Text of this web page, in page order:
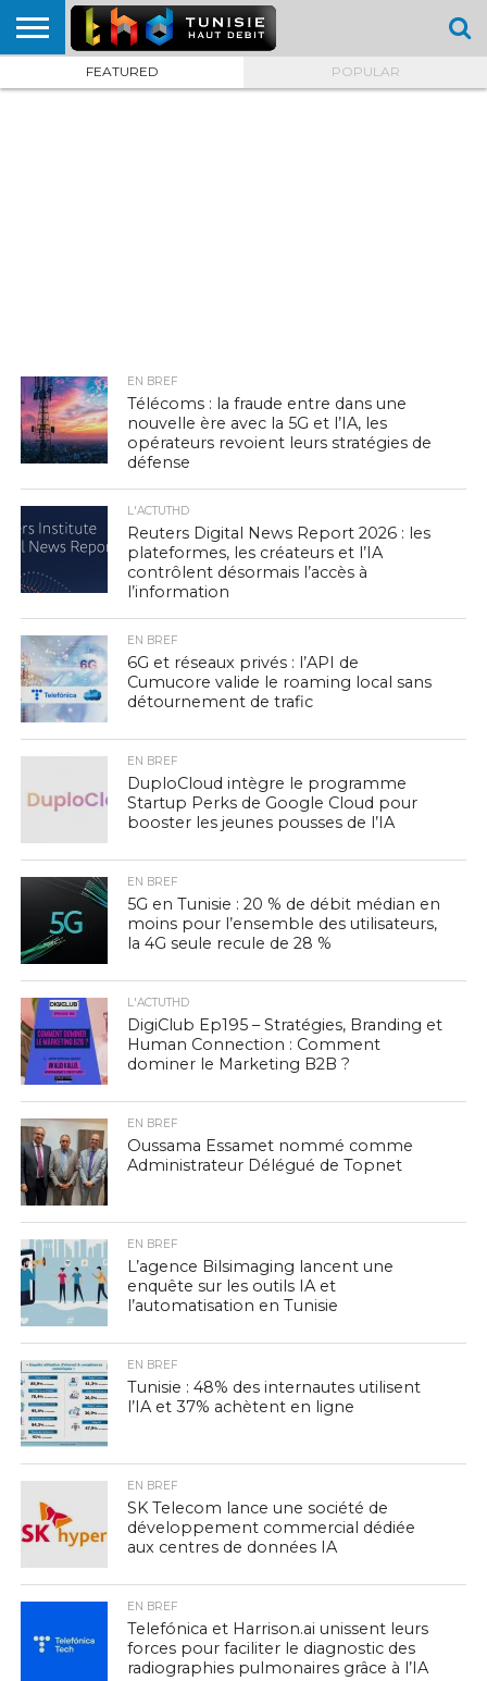
HOME
L’ACTUTHD
EN
PODCASTS
TEST
COMPARATIF
CARTE DE
CONTACT
FEATURED POPULAR
EN BREF
Télécoms : la fraude entre dans une
nouvelle ère avec la 5G et l’IA, les
opérateurs revoient leurs stratégies de
défense
L'ACTUTHD
Reuters Digital News Report 2026 : les
plateformes, les créateurs et l’IA
contrôlent désormais l’accès à
l’information
EN BREF
6G et réseaux privés : l’API de
Cumucore valide le roaming local sans
détournement de trafic
EN BREF
DuploCloud intègre le programme
Startup Perks de Google Cloud pour
booster les jeunes pousses de l’IA
EN BREF
5G en Tunisie : 20 % de débit médian en
moins pour l’ensemble des utilisateurs,
la 4G seule recule de 28 %
L'ACTUTHD
DigiClub Ep195 – Stratégies, Branding et
Human Connection : Comment
dominer le Marketing B2B ?
EN BREF
Oussama Essamet nommé comme
Administrateur Délégué de Topnet
EN BREF
L’agence Bilsimaging lancent une
enquête sur les outils IA et
l’automatisation en Tunisie
EN BREF
Tunisie : 48% des internautes utilisent
l’IA et 37% achètent en ligne
EN BREF
SK Telecom lance une société de
développement commercial dédiée
aux centres de données IA
EN BREF
Telefónica et Harrison.ai unissent leurs
forces pour faciliter le diagnostic des
radiographies pulmonaires grâce à l’IA